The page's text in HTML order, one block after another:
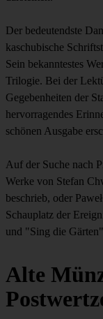
Der bedeutendste
kaschubische
Sein bekanntestes
Trilogie. Bei der
Gegebenheiten der
hervorragendes
schönen Ausgabe
Auf der Suche nach
Werke von Stefan
beschrieb, oder
Schauplatz der
und "Sing die
Alte